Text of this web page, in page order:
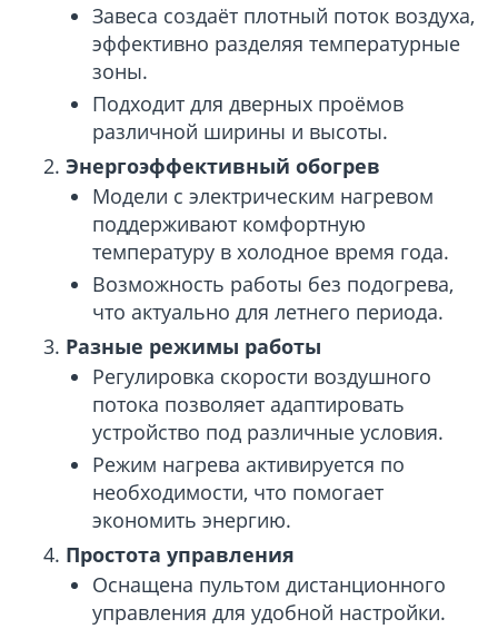
Завеса создаёт плотный поток воздуха,
эффективно разделяя температурные
зоны.
Подходит для дверных проёмов
различной ширины и высоты.
Энергоэффективный обогрев
Модели с электрическим нагревом
поддерживают комфортную
температуру в холодное время года.
Возможность работы без подогрева,
что актуально для летнего периода.
Разные режимы работы
Регулировка скорости воздушного
потока позволяет адаптировать
устройство под различные условия.
Режим нагрева активируется по
необходимости, что помогает
экономить энергию.
Простота управления
Оснащена пультом дистанционного
управления для удобной настройки.